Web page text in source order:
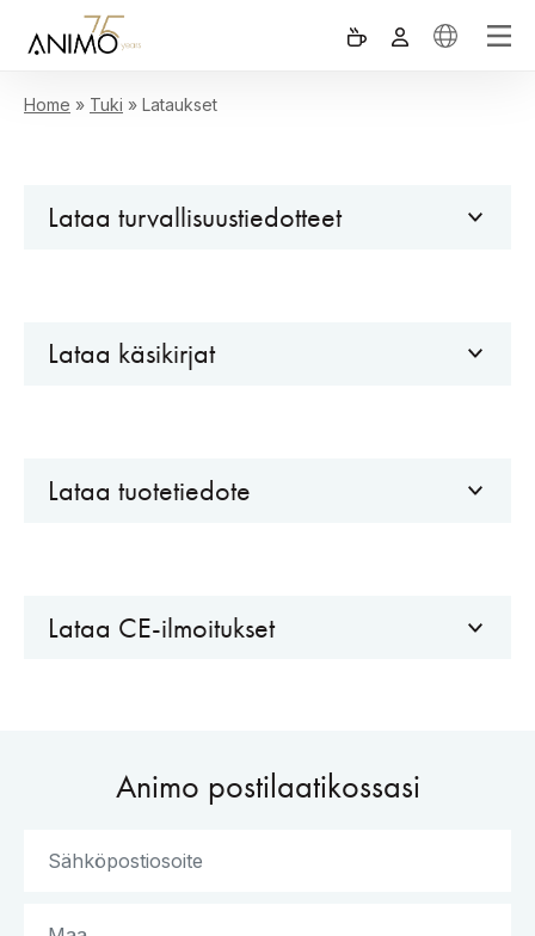
Home » Tuki » Lataukset
Lataa turvallisuustiedotteet
Lataa käsikirjat
Lataa tuotetiedote
Lataa CE-ilmoitukset
Animo postilaatikossasi